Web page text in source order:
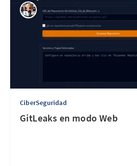
CiberSeguridad
GitLeaks en modo Web